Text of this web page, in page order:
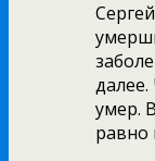
умер.
равно